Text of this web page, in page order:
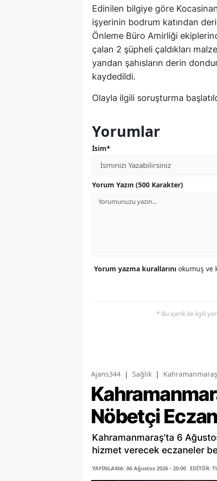
Edinilen bilgiye göre
işyerinin bodrum katından
Önleme Büro Amirliği
çalan 2 şüpheli çaldıkları
yandan şahısların derin
kaydedildi.
Olayla ilgili soruşturma
Yorumlar
İsim*
Yorum Yazın (500 Karakter)
Yorum yazma kurallarını okumuş ve
* Bu içerik ile ilgili
Ajans344 | Sağlık |
Nöbetçi
Kahramanmaraş'ta 6
hizmet verecek eczaneler
YAYINLAMA: 06 Ağustos 2026 - 20:00 EDİTÖR: